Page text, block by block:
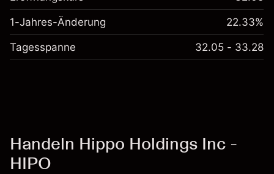
1-Jahres-Änderung 22.33%
Tagesspanne 32.05 - 33.28
Handeln Hippo Holdings Inc -
HIPO